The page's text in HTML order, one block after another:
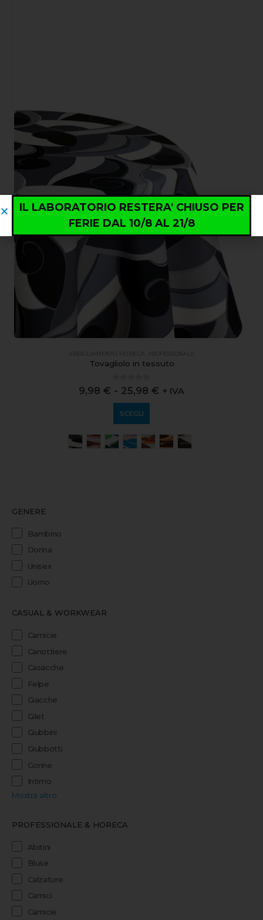
ABBIGLIAMENTO HO.RE.CA. PROFESSIONALE
Tovagliolo in tessuto
out of 5
9,98 € - 25,98 € + IVA
SCEGLI
GENERE
Bambino
Donna
Unisex
Uomo
CASUAL & WORKWEAR
Camicie
Canottiere
Casacche
Felpe
Giacche
Gilet
Giubbini
Giubbotti
Gonne
Intimo
Mostra altro
PROFESSIONALE & HORECA
Abitini
Bluse
Calzature
Camici
Camicie
IL LABORATORIO RESTERA' CHIUSO PER
FERIE DAL 10/8 AL 21/8